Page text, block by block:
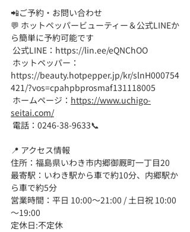
📲ご予約・お問い合わせ
💬 ホットペッパービューティー＆公式LINEか
ら簡単に予約可能です
公式LINE： https://lin.ee/eQNChOO
ホットペッパー：
https://beauty.hotpepper.jp/kr/slnH000754
421/?vos=cpahpbprosmaf131118005
ホームページ： https://www.uchigo-
seitai.com/
電話：0246-38-9633📞
📍 アクセス情報
住所：福島県いわき市内郷御厩町一丁目20
最寄駅：いわき駅から車で約10分、内郷駅か
ら車で約5分
営業時間：平日 10:00～21:00 / 土日祝 10:00
～19:00
定休日:不定休